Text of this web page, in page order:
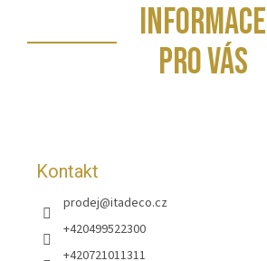
INFORMACE
PRO VÁS
Kontakt
prodej@itadeco.cz
+420499522300
+420721011311